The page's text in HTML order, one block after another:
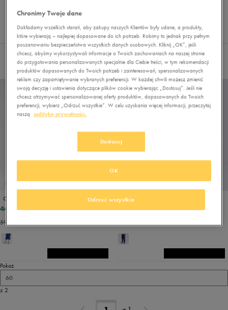
z 2
Nie wybrano filtrów
PROMO: DO -30%
CHAMPION SZORTY BERMUDA B
59,99 zł
44,99 zł
59,99 zł
PROMO: DO -30%
CHAMPION SPODNIE RIB CUFF PANTS B
99,99 zł
59,99 zł
Pokaż
60
z 2
Chronimy Twoje dane
Dokładamy wszelkich starań, aby zakupy naszych Klientów były udane, a produkty,
które wybierają – najlepiej dopasowane do ich potrzeb. Robimy to jednak przy pełnym
poszanowaniu bezpieczeństwa wszystkich danych osobowych. Kliknij „OK”, jeśli
chcesz, abyśmy wykorzystywali informacje o Twoich zachowaniach na naszej stronie
do przygotowania personalizowanych specjalnie dla Ciebie treści, w tym rekomendacji
produktów dopasowanych do Twoich potrzeb i zainteresowań, spersonalizowanych
reklam czy zapamiętywanie wybranych preferencji. W każdej chwili możesz zmienić
swoją decyzję i ustawienia dotyczące plików cookie wybierając „Dostosuj”. Jeśli nie
chcesz otrzymywać spersonalizowanej oferty produktów, dopasowanych do Twoich
preferencji, wybierz „Odrzuć wszystkie”. W celu uzyskania więcej informacji, przeczytaj
naszą
politykę prywatności.
Dostosuj
Odrzuć wszystkie
OK